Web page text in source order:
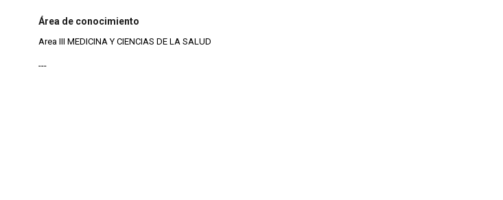
Área de conocimiento
Area III MEDICINA Y CIENCIAS DE LA SALUD
---